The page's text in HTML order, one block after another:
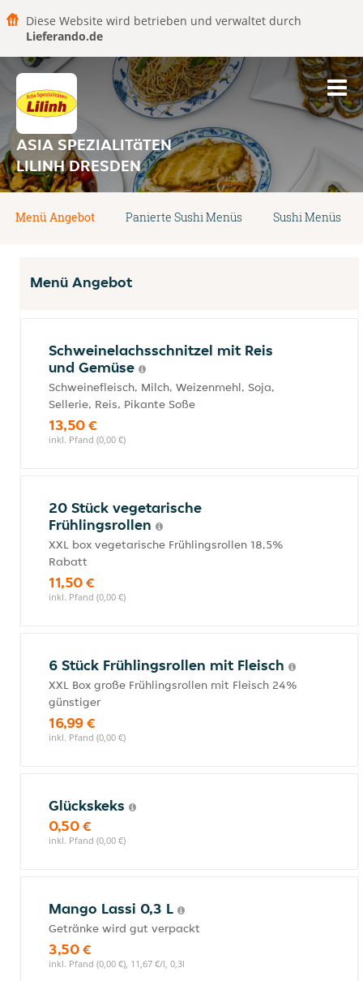
Diese Website wird betrieben und verwaltet durch
Lieferando.de
ASIA SPEZIALITäTEN
LILINH DRESDEN
Menü Angebot Panierte Sushi Menüs Sushi Menüs
Menü Angebot
Schweinelachsschnitzel mit Reis
und Gemüse
Schweinefleisch, Milch, Weizenmehl, Soja,
Sellerie, Reis, Pikante Soße
13,50 €
inkl. Pfand (0,00 €)
20 Stück vegetarische
Frühlingsrollen
XXL box vegetarische Frühlingsrollen 18,5%
Rabatt
11,50 €
inkl. Pfand (0,00 €)
6 Stück Frühlingsrollen mit Fleisch
XXL Box große Frühlingsrollen mit Fleisch 24%
günstiger
16,99 €
inkl. Pfand (0,00 €)
Glückskeks
0,50 €
inkl. Pfand (0,00 €)
Mango Lassi 0,3 L
Getränke wird gut verpackt
3,50 €
inkl. Pfand (0,00 €), 11,67 €/l, 0,3l